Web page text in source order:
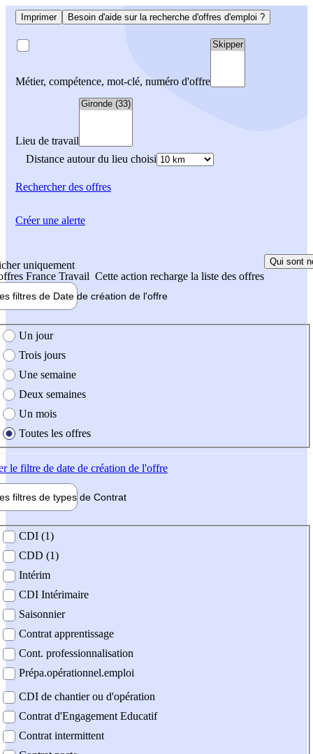
Imprimer Besoin d'aide sur la recherche d'offres d'emploi ?
Métier, compétence, mot-clé, numéro d'offre
Lieu de travail
Distance autour du lieu choisi
Rechercherdes offres
uniquement
France Travail Cette action recharge la liste des offres
Qui sont
filtres de Date de création de l'offre
création de l'offre
Un jour
Trois jours
Une semaine
Deux semaines
Un mois
Toutes les offres
le filtre de date de création de l'offre
filtres de types de Contrat
contrat
CDI (1)
CDD (1)
Intérim
CDI Intérimaire
Saisonnier
Contrat apprentissage
Cont. professionnalisation
Prépa.opérationnel.emploi
CDI de chantier ou d'opération
Contrat d'Engagement Educatif
Contrat intermittent
Créer une alerte